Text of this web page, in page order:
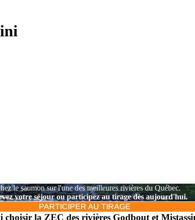
le saumon sur l'une des meilleures rivières du Québec.
votre séjour ou participez au tirage dès aujourd'hui.
PARTICIPER AU TIRAGE
choisir la ZEC des rivières Godbout et